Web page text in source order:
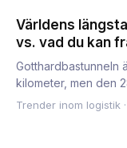
Världens
vs. vad du kan
Gotthardbastunneln
kilometer, men den
Brennerbasistunnel…
Trender inom logistik ·